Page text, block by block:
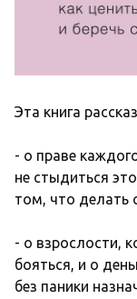
Эта книга
- о праве
не стыдиться
том, что делать
- о взрослости,
бояться, и о
без паники